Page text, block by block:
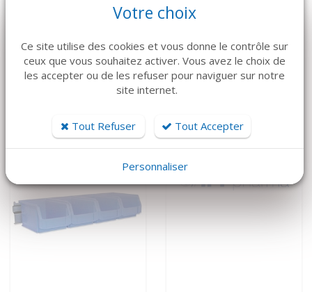
Aspiration mobile
C451 ATMOS
MEDAP
Aspiration mobile
Twista 1070
Votre choix
Ce site utilise des cookies et vous donne le contrôle sur
ceux que vous souhaitez activer. Vous avez le choix de
les accepter ou de les refuser pour naviguer sur notre
site internet.
Tout Refuser Tout Accepter
Personnaliser